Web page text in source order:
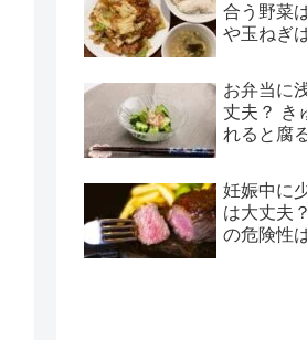
合う野菜
や玉ねぎ
お弁当に
丈夫？ き
れると腐
妊娠中に
は大丈夫
の危険性